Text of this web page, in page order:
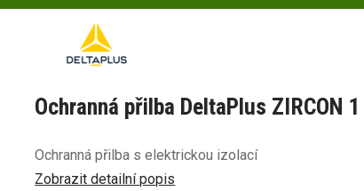
Ochranná přilba DeltaPlus ZIRCON 1
Ochranná přilba s elektrickou izolací
Zobrazit detailní popis